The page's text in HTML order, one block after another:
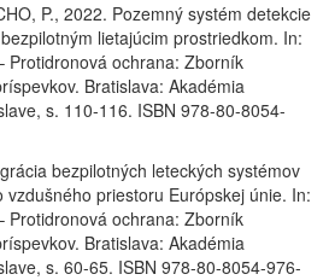
P., 2022. Pozemný systém detekcie
lietajúcim prostriedkom. In:
Protidronová ochrana: Zborník
Bratislava: Akadémia
s. 110-116. ISBN 978-80-8054-
bezpilotných leteckých systémov
priestoru Európskej únie. In:
Protidronová ochrana: Zborník
Bratislava: Akadémia
s. 60-65. ISBN 978-80-8054-976-